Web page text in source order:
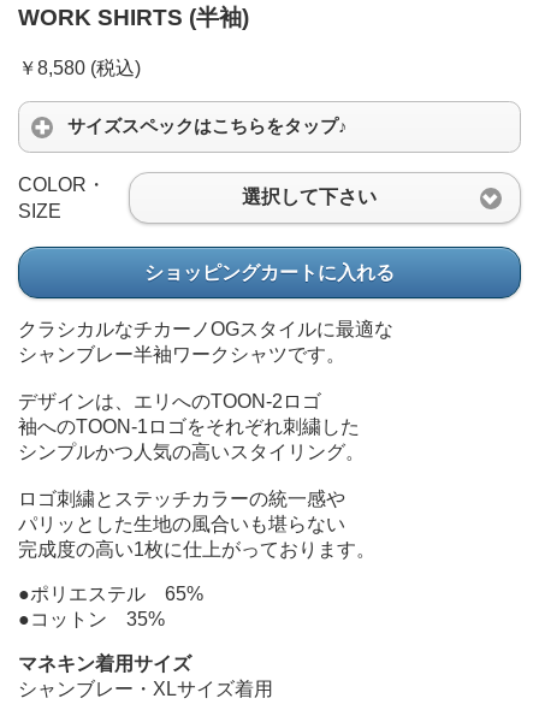
WORK SHIRTS (半袖)
￥8,580 (税込)
サイズスペックはこちらをタップ♪
COLOR・
SIZE
選択して下さい
ショッピングカートに入れる
クラシカルなチカーノOGスタイルに最適な
シャンブレー半袖ワークシャツです。
デザインは、エリへのTOON-2ロゴ
袖へのTOON-1ロゴをそれぞれ刺繍した
シンプルかつ人気の高いスタイリング。
ロゴ刺繍とステッチカラーの統一感や
パリッとした生地の風合いも堪らない
完成度の高い1枚に仕上がっております。
●ポリエステル 65%
●コットン 35%
マネキン着用サイズ
シャンブレー・XLサイズ着用